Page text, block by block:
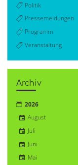
Politik
Pressemeldungen
Programm
Veranstaltung
Archiv
2026
August
Juli
Juni
Mai